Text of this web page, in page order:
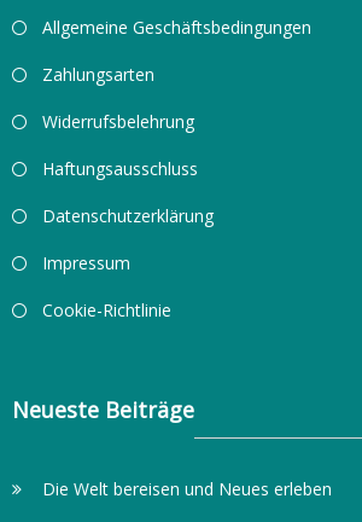
Allgemeine Geschäftsbedingungen
Zahlungsarten
Widerrufsbelehrung
Haftungsausschluss
Datenschutzerklärung
Impressum
Cookie-Richtlinie
Neueste Beiträge
Die Welt bereisen und Neues erleben